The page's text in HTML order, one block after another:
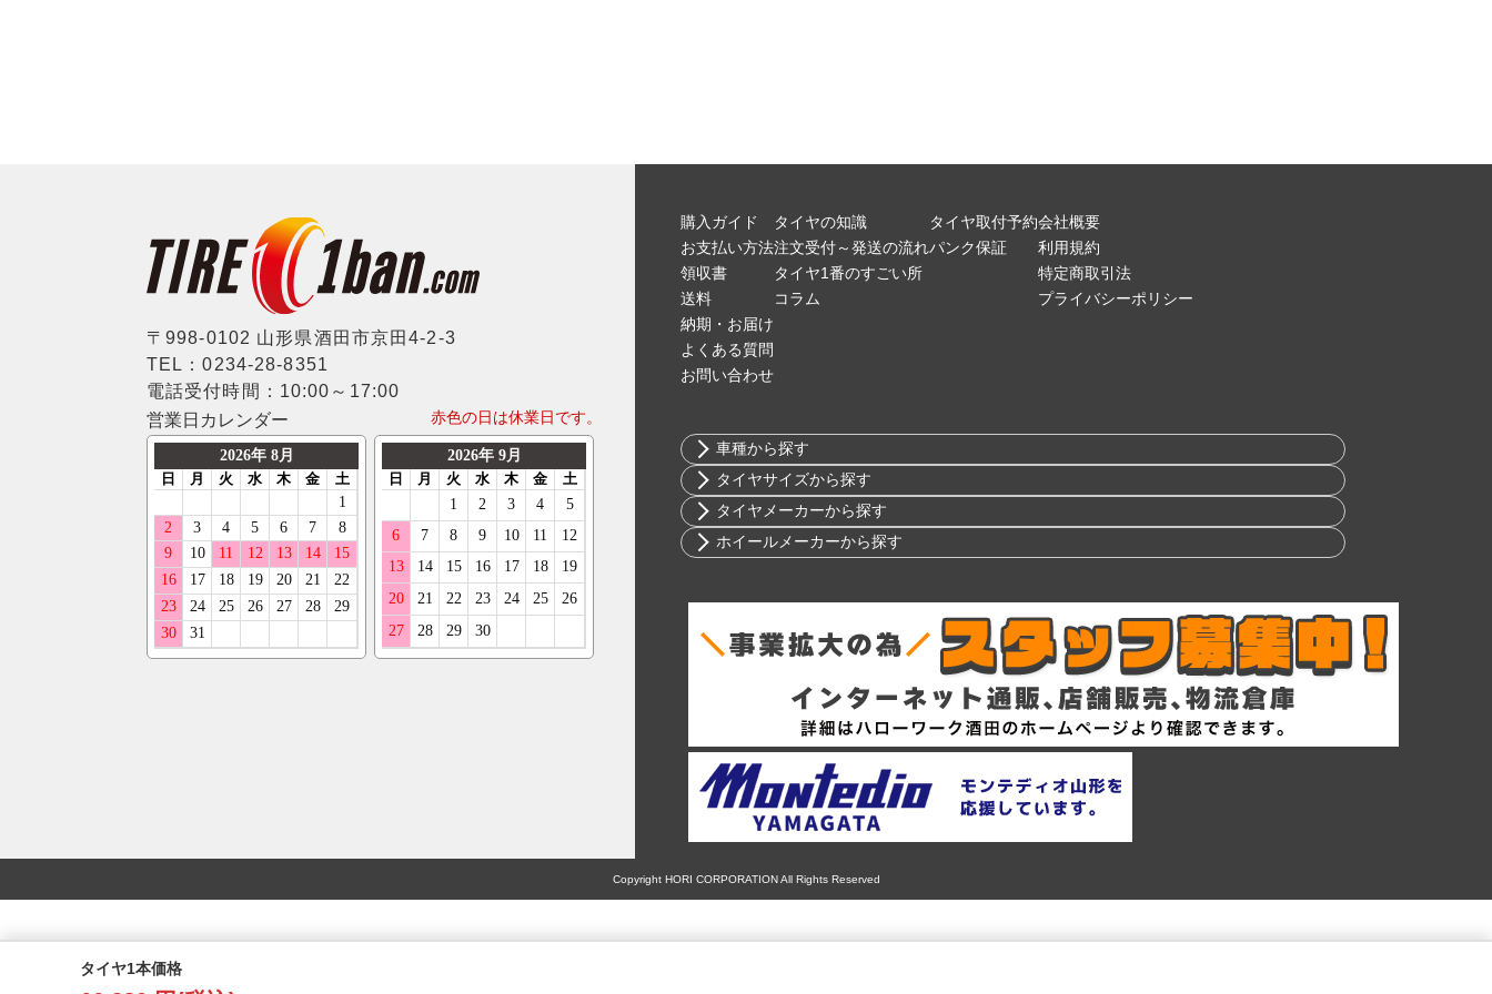
タイヤ1本価格
〒998-0102 山形県酒田市京田4-2-3
TEL：0234-28-8351
電話受付時間：10:00～17:00
営業日カレンダー
赤色の日は休業日です。
購入ガイド
お支払い方法
領収書
送料
納期・お届け
よくある質問
お問い合わせ
タイヤの知識
注文受付～発送の流れ
タイヤ1番のすごい所
コラム
タイヤ取付予約
パンク保証
会社概要
利用規約
特定商取引法
プライバシーポリシー
車種から探す
トヨタ
ニッサン
ホンダ
マツダ
ミツビシ
スズキ
アルファロメオ
アウディ
BMW
フィアット
ジャガー
タイヤサイズから探す
10インチ
12インチ
14インチ
15インチ
16インチ
19インチ
20インチ
21インチ
23インチ
タイヤメーカーから探す
ブリヂストン
ヨコハマ
ダンロップ
ピレリ
コンチネンタル
グッドイヤー
トーヨー
ファルケン
ハンコック
クムホ
マキシス
ホイールメーカーから探す
AKUT
Advanti Racing
APIO
ABE SHOKAI
American Racing
IMPUL
Balken
weds
SSR
Copyright HORI CORPORATION All Rights Reserved